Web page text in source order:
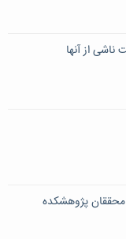
از آنها
پژوهشکده